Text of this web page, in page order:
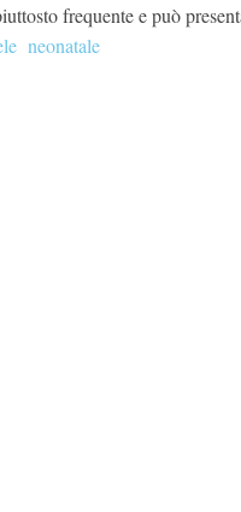
frequente e può
neonatale